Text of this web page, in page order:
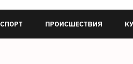
СПОРТ ПРОИСШЕСТВИЯ